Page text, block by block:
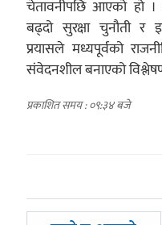
चेतावनीपछि आएको हो ।
बढ्दो सुरक्षा चुनौती र
प्रयासले मध्यपूर्वको
संवेदनशील बनाएको
प्रकाशित समय : ०९:३४ बजे